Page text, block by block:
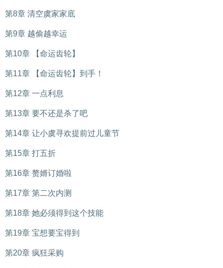
第8章 清空虞家家底
第9章 越偷越幸运
第10章 【命运齿轮】
第11章 【命运齿轮】到手！
第12章 一点利息
第13章 要不还是杀了吧
第14章 让小虞寻欢提前过儿童节
第15章 打五折
第16章 赘婿订婚啦
第17章 第二次内测
第18章 她必须得到这个技能
第19章 宝想要宝得到
第20章 疯狂采购